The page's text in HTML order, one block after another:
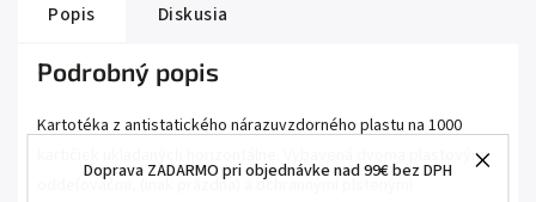
Doprava ZADARMO pri objednávke nad 99€ bez DPH
Popis Diskusia
Podrobný popis
Kartotéka z antistatického nárazuvzdorného plastu na 1000
kartičiek ukladaných horizontálne. Vybavená dvoma plastovými
oddeľovačmi, (inak prázdna) a ochrannými plstenými